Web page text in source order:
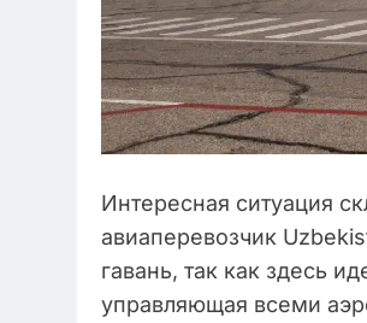
Интересная ситуация
авиаперевозчик
гавань, так как здесь
управляющая всеми